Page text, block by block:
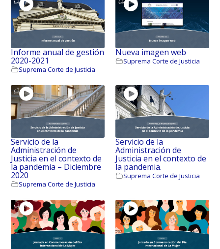
Informe anual de gestión
2020-2021
Suprema Corte de Justicia
Nueva imagen web
Suprema Corte de Justicia
Servicio de la
Administración de
Justicia en el contexto de
la pandemia – Diciembre
2020
Suprema Corte de Justicia
Servicio de la
Administración de
Justicia en el contexto de
la pandemia.
Suprema Corte de Justicia